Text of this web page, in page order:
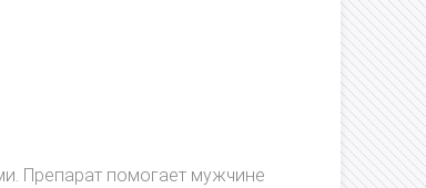
Препарат помогает мужчине